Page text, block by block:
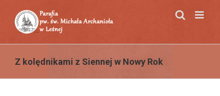
zawartości
Z kolędnikami z Siennej w Nowy Rok